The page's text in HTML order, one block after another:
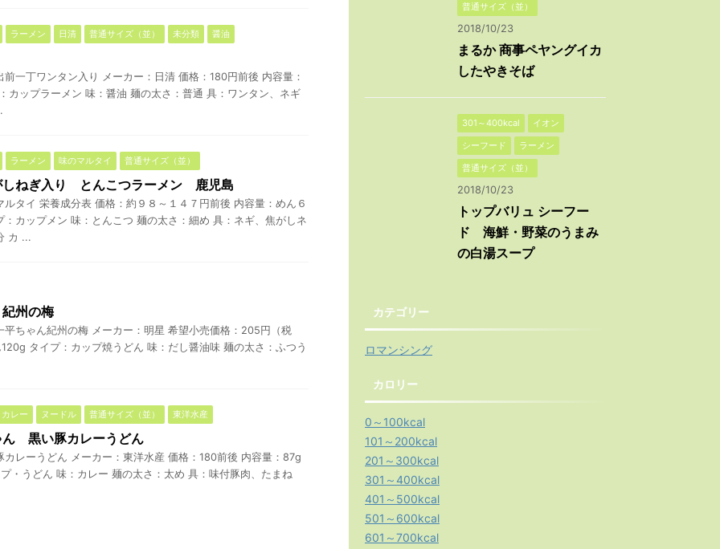
ラーメン 日清 普通サイズ（並） 未分類 醤油
前一丁ワンタン入り メーカー：日清 価格：180円前後 内容量：
カップラーメン 味：醤油 麺の太さ：普通 具：ワンタン、ネギ
ラーメン 味のマルタイ 普通サイズ（並）
ねぎ入り とんこつラーメン 鹿児島
ルタイ 栄養成分表 価格：約９８～１４７円前後 内容量：めん６
：カップメン 味：とんこつ 麺の太さ：細め 具：ネギ、焦がしネ
カ ...
州の梅
平ちゃん紀州の梅 メーカー：明星 希望小売価格：205円（税
タイプ：カップ焼うどん 味：だし醤油味 麺の太さ：ふつう
カレー ヌードル 普通サイズ（並） 東洋水産
黒い豚カレーうどん
カレーうどん メーカー：東洋水産 価格：180前後 内容量：87g
・うどん 味：カレー 麺の太さ：太め 具：味付豚肉、たまね
普通サイズ（並）
2018/10/23
まるか 商事ペヤングイカ
したやきそば
301～400kcal
イオン
シーフード
ラーメン
普通サイズ（並）
2018/10/23
トップバリュ シーフー
ド 海鮮・野菜のうまみ
の白湯スープ
カテゴリー
ロマンシング
カロリー
0～100kcal
101～200kcal
201～300kcal
301～400kcal
401～500kcal
501～600kcal
601～700kcal